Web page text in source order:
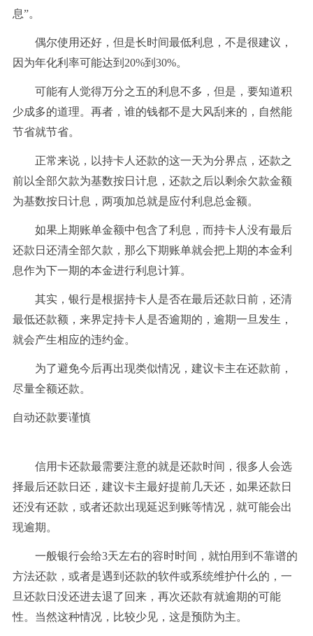
息”。
偶尔使用还好，但是长时间最低利息，不是很建议，
因为年化利率可能达到20%到30%。
可能有人觉得万分之五的利息不多，但是，要知道积
少成多的道理。再者，谁的钱都不是大风刮来的，自然能
节省就节省。
正常来说，以持卡人还款的这一天为分界点，还款之
前以全部欠款为基数按日计息，还款之后以剩余欠款金额
为基数按日计息，两项加总就是应付利息总金额。
如果上期账单金额中包含了利息，而持卡人没有最后
还款日还清全部欠款，那么下期账单就会把上期的本金利
息作为下一期的本金进行利息计算。
其实，银行是根据持卡人是否在最后还款日前，还清
最低还款额，来界定持卡人是否逾期的，逾期一旦发生，
就会产生相应的违约金。
为了避免今后再出现类似情况，建议卡主在还款前，
尽量全额还款。
自动还款要谨慎
信用卡还款最需要注意的就是还款时间，很多人会选
择最后还款日还，建议卡主最好提前几天还，如果还款日
还没有还款，或者还款出现延迟到账等情况，就可能会出
现逾期。
一般银行会给3天左右的容时时间，就怕用到不靠谱的
方法还款，或者是遇到还款的软件或系统维护什么的，一
旦还款日没还进去退了回来，再次还款有就逾期的可能
性。当然这种情况，比较少见，这是预防为主。